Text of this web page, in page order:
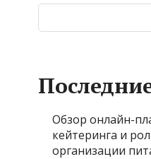
Обзор онлайн-
кейтеринга и
организации